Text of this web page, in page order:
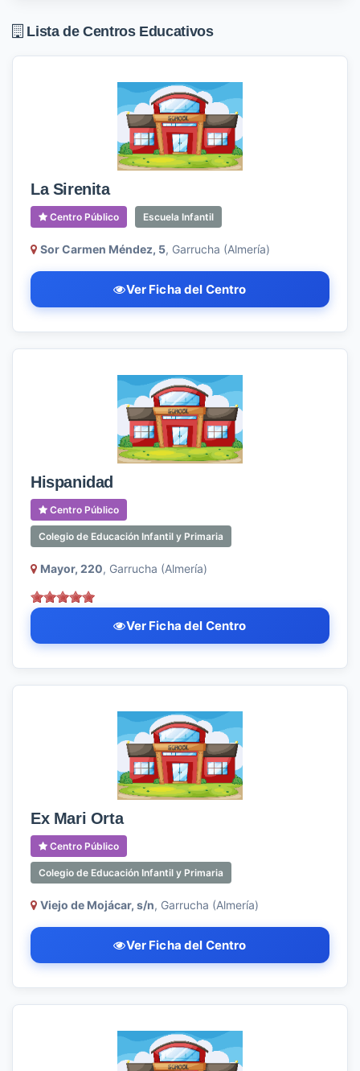
Lista de Centros Educativos
La Sirenita
Centro Público Escuela Infantil
Sor Carmen Méndez, 5, Garrucha (Almería)
Ver Ficha del Centro
Hispanidad
Centro Público
Colegio de Educación Infantil y Primaria
Mayor, 220, Garrucha (Almería)
Ver Ficha del Centro
Ex Mari Orta
Centro Público
Colegio de Educación Infantil y Primaria
Viejo de Mojácar, s/n, Garrucha (Almería)
Ver Ficha del Centro